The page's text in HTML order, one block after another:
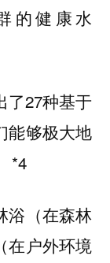
的健康水
了27种基于
能够极大地
*4
浴（在森林
在户外环境